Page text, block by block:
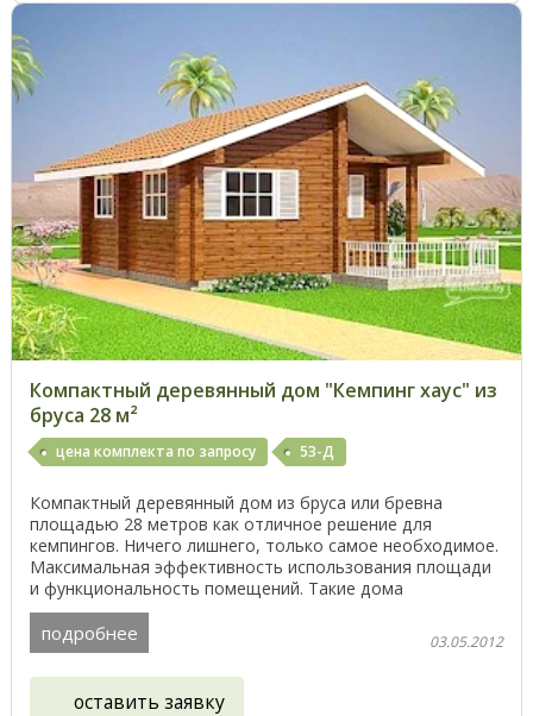
Компактный деревянный дом "Кемпинг хаус" из
бруса 28 м²
цена комплекта по запросу 53-Д
Компактный деревянный дом из бруса или бревна
площадью 28 метров как отличное решение для
кемпингов. Ничего лишнего, только самое необходимое.
Максимальная эффективность использования площади
и функциональность помещений. Такие дома
пользуются ...
подробнее 03.05.2012
оставить заявку